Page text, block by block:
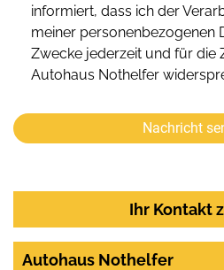
informiert, dass ich der
meiner personenbezogenen
Zwecke jederzeit und für die
Autohaus Nothelfer
Nachricht
Ihr Kontakt
Autohaus Nothelfer